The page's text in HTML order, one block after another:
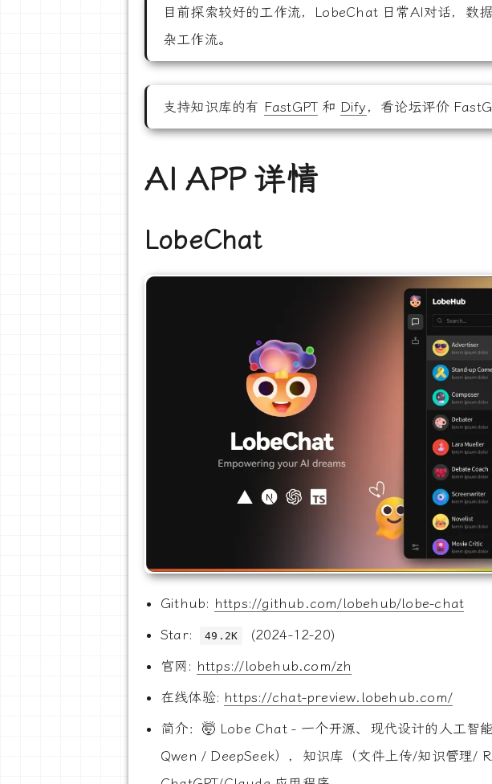
目前探索较好的工作流，LobeChat 日常AI对话，
杂工作流。
支持知识库的有 FastGPT 和 Dify ，看论坛评价
AI APP 详情
LobeChat
Github: https://github.com/lobehub/lobe-chat
Star:
49.2K
(2024-12-20)
官网: https://lobehub.com/zh
在线体验: https://chat-preview.lobehub.com/
简介：🤯 Lobe Chat - 一个开源、现代设计的人工
Qwen / DeepSeek），知识库（文件上传/知识管理/